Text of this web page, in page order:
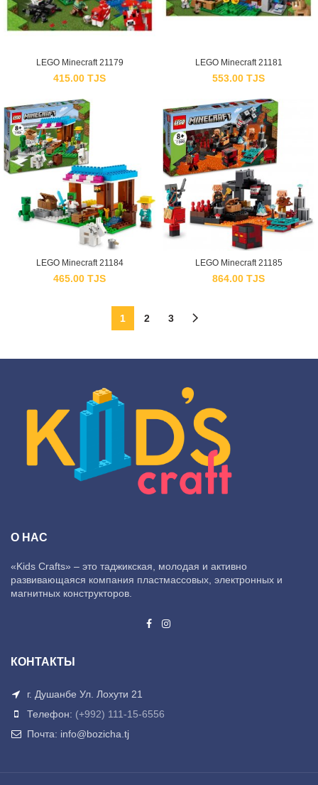
LEGO Minecraft 21179
415.00 TJS
LEGO Minecraft 21181
553.00 TJS
LEGO Minecraft 21184
465.00 TJS
LEGO Minecraft 21185
864.00 TJS
1 2 3
О НАС
«Kids Crafts» – это таджикская, молодая и активно
развивающаяся компания пластмассовых, электронных и
магнитных конструкторов.
КОНТАКТЫ
г. Душанбе Ул. Лохути 21
Телефон: (+992) 111-15-6556
Почта: info@bozicha.tj